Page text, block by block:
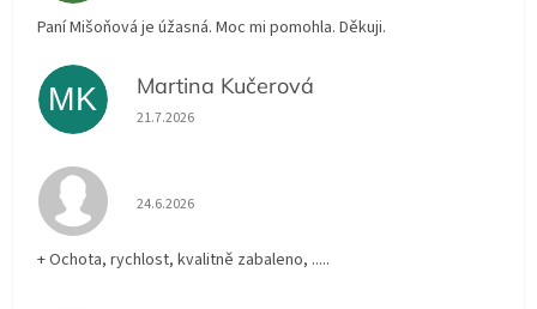
Paní Mišoňová je úžasná. Moc mi pomohla. Děkuji.
MK Martina Kučerová
Hodnocení obchodu je 5 z 5 hvězdiček.
21.7.2026
Hodnocení obchodu je 5 z 5 hvězdiček.
24.6.2026
+ Ochota, rychlost, kvalitně zabaleno, .....